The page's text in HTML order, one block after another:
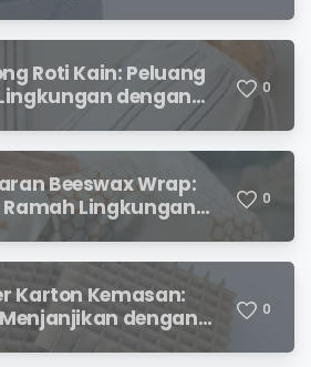
Kopi
Roti Kain: Peluang
dengan
0
Beeswax Wrap:
Ramah Lingkungan
0
Karton Kemasan:
dengan
Terus Meningkat
0